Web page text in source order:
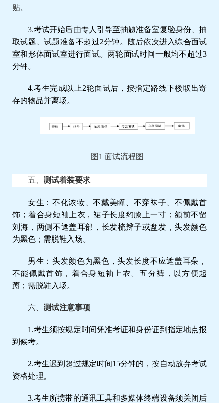
贴。
3.考试开始后由专人引导至抽题准备室复验身份、抽
取试题、试题准备不超过2分钟。随后依次进入综合面试
室和形体面试室进行面试。两轮面试时间一般均不超过3
分钟。
4.考生完成以上2轮面试后，按指定路线下楼取出寄
存的物品并离场。
图1 面试流程图
五、 测试着装要求
女生：不化浓妆、不戴美瞳、不穿袜子、不佩戴首
饰；着合身短袖上衣，裙子长度约膝上一寸；额前不留
刘海，两侧不遮盖耳部，长发梳辫子或盘发，头发颜色
为黑色；需脱鞋入场。
男生：头发颜色为黑色，头发长度不应遮盖耳朵，
不能佩戴首饰，着合身短袖上衣、五分裤，以方便起
蹲；需脱鞋入场。
六、 测试注意事项
1.考生须按规定时间凭准考证和身份证到指定地点报
到候考。
2.考生迟到超过规定时间15分钟的，按自动放弃考试
资格处理。
3.考生所携带的通讯工具和多媒体终端设备须关闭后